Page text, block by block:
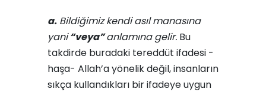
a. Bildiğimiz kendi asıl manasına
yani“veya”anlamına gelir. Bu
takdirde buradaki tereddüt ifadesi -
haşa- Allah’a yönelik değil, insanların
sıkça kullandıkları bir ifadeye uygun